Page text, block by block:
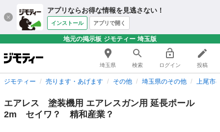
アプリならお得な情報を見逃さない！
インストール アプリで開く
地元の掲示板 ジモティー 埼玉版
埼玉県 検索 ログイン 投稿
ジモティー 売ります・あげます その他 埼玉県のその他 上尾市
エアレス 塗装機用 エアレスガン用 延長ポール
2m セイワ？ 精和産業？